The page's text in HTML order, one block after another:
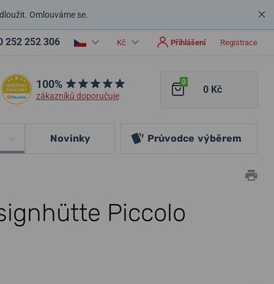
Omlouváme se.
252 252 306 Kč Přihlášení Registrace
100%
zákazníků doporučuje
0
0 Kč
Novinky Průvodce výběrem
Piccolo